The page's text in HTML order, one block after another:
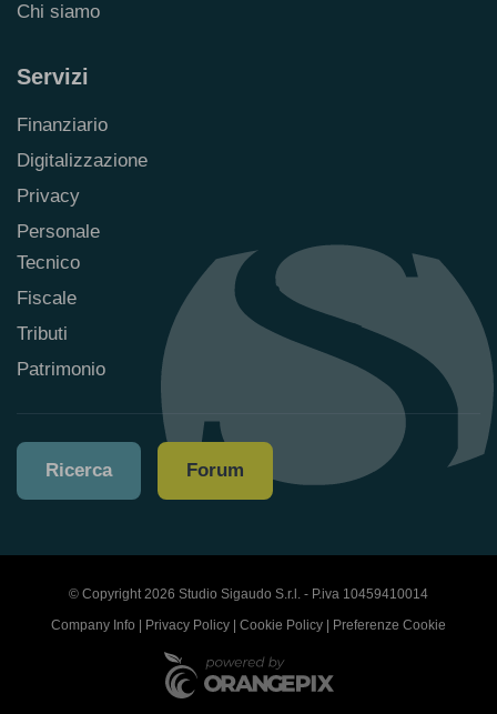
Chi siamo
Servizi
Finanziario
Digitalizzazione
Privacy
Personale
Tecnico
Fiscale
Tributi
Patrimonio
Ricerca Forum
© Copyright 2026 Studio Sigaudo S.r.l. - P.iva 10459410014
Company Info
Privacy Policy Cookie Policy Preferenze Cookie